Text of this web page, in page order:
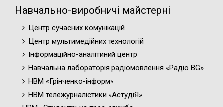
Навчально-виробничі майстерні
Центр сучасних комунікацій
Центр мультимедійних технологій
Інформаційно-аналітиний центр
Навчальна лабораторія радіомовлення «Радіо BG»
НВМ «Грінченко-інформ»
НВМ тележурналістики «АстудіЯ»